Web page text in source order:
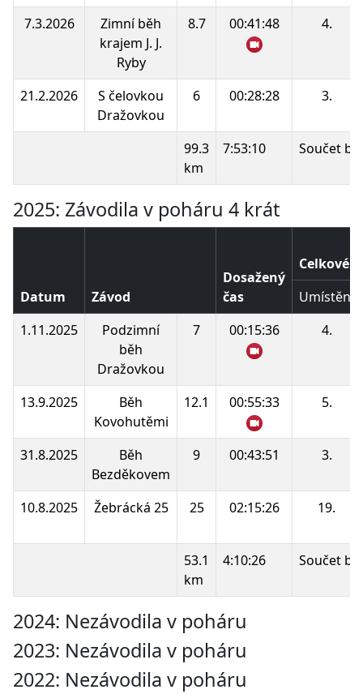
7.3.2026
Zimní běh
krajem J. J.
Ryby
8.7 00:41:48 4.
21.2.2026
S čelovkou
Dražovkou
6 00:28:28 3.
99.3
km
7:53:10 Součet
2025: Závodila v poháru 4 krát
Datum Závod
Dosažený
čas
Celkové
Umístění
1.11.2025
Podzimní
běh
Dražovkou
7 00:15:36 4.
13.9.2025
Běh
Kovohutěmi
12.1 00:55:33 5.
31.8.2025
Běh
Bezděkovem
9 00:43:51 3.
10.8.2025 Žebrácká 25 25 02:15:26 19.
53.1
km
4:10:26 Součet
2024: Nezávodila v poháru
2023: Nezávodila v poháru
2022: Nezávodila v poháru